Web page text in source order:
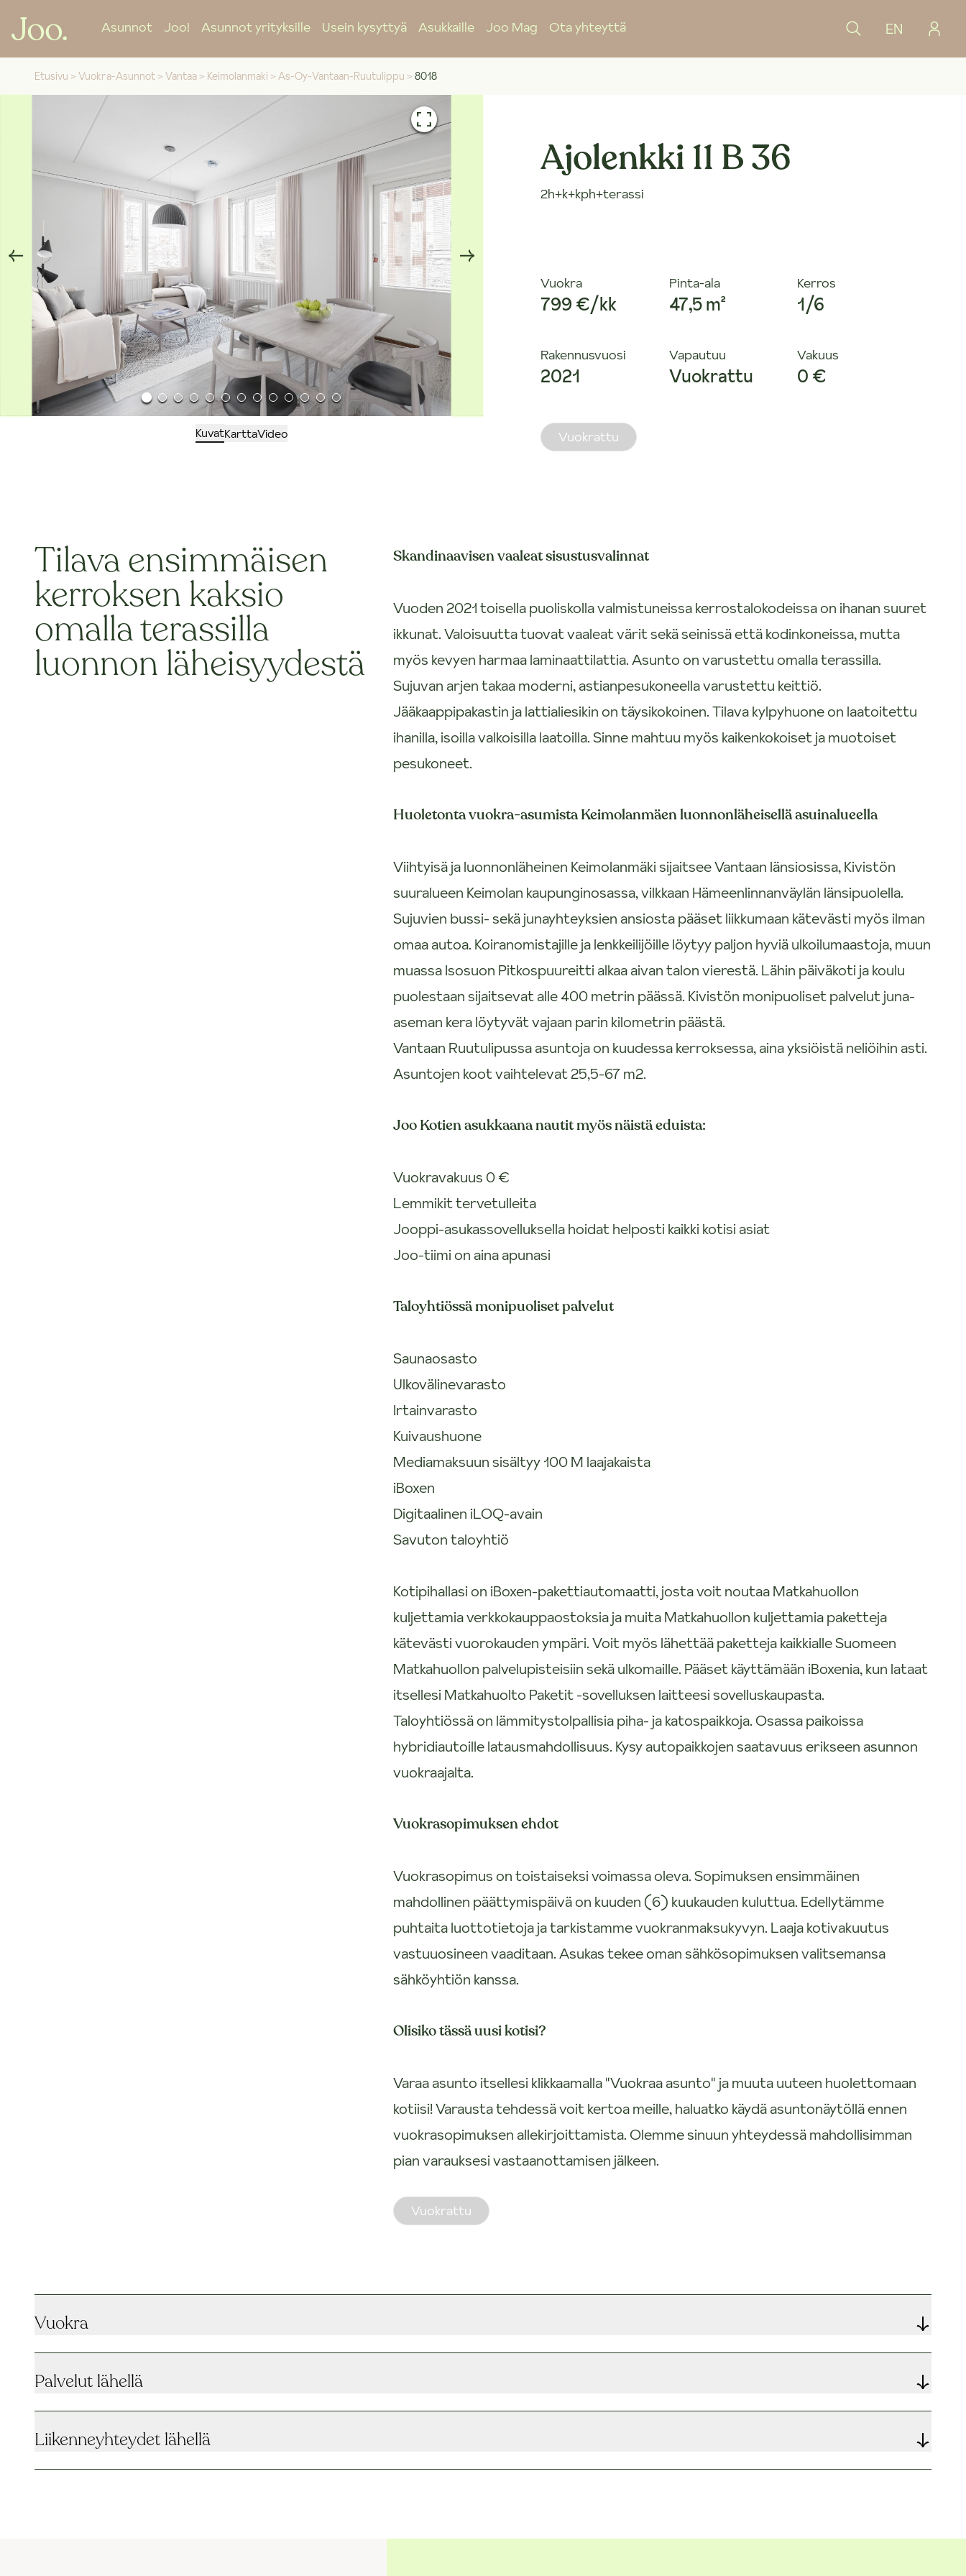
Asunnot Joo! Asunnot yrityksille Usein kysyttyä Asukkaille Joo Mag Ota yhteyttä EN
Etusivu > Vuokra-Asunnot > Vantaa > Keimolanmaki > As-Oy-Vantaan-Ruutulippu > 8018
KuvatKarttaVideo
Ajolenkki 11 B 36
2h+k+kph+terassi
Vuokra
799 €/kk
Pinta-ala
47,5 m²
Kerros
1/6
Rakennusvuosi
2021
Vapautuu
Vuokrattu
Vakuus
0 €
Vuokrattu
Tilava ensimmäisen
kerroksen kaksio
omalla terassilla
luonnon läheisyydestä
Skandinaavisen vaaleat sisustusvalinnat
Vuoden 2021 toisella puoliskolla valmistuneissa kerrostalokodeissa on ihanan suuret
ikkunat. Valoisuutta tuovat vaaleat värit sekä seinissä että kodinkoneissa, mutta
myös kevyen harmaa laminaattilattia. Asunto on varustettu omalla terassilla.
Sujuvan arjen takaa moderni, astianpesukoneella varustettu keittiö.
Jääkaappipakastin ja lattialiesikin on täysikokoinen. Tilava kylpyhuone on laatoitettu
ihanilla, isoilla valkoisilla laatoilla. Sinne mahtuu myös kaikenkokoiset ja muotoiset
pesukoneet.
Huoletonta vuokra-asumista Keimolanmäen luonnonläheisellä asuinalueella
Viihtyisä ja luonnonläheinen Keimolanmäki sijaitsee Vantaan länsiosissa, Kivistön
suuralueen Keimolan kaupunginosassa, vilkkaan Hämeenlinnanväylän länsipuolella.
Sujuvien bussi- sekä junayhteyksien ansiosta pääset liikkumaan kätevästi myös ilman
omaa autoa. Koiranomistajille ja lenkkeilijöille löytyy paljon hyviä ulkoilumaastoja, muun
muassa Isosuon Pitkospuureitti alkaa aivan talon vierestä. Lähin päiväkoti ja koulu
puolestaan sijaitsevat alle 400 metrin päässä. Kivistön monipuoliset palvelut juna-
aseman kera löytyvät vajaan parin kilometrin päästä.
Vantaan Ruutulipussa asuntoja on kuudessa kerroksessa, aina yksiöistä neliöihin asti.
Asuntojen koot vaihtelevat 25,5-67 m2.
Joo Kotien asukkaana nautit myös näistä eduista:
Vuokravakuus 0 €
Lemmikit tervetulleita
Jooppi-asukassovelluksella hoidat helposti kaikki kotisi asiat
Joo-tiimi on aina apunasi
Taloyhtiössä monipuoliset palvelut
Saunaosasto
Ulkovälinevarasto
Irtainvarasto
Kuivaushuone
Mediamaksuun sisältyy 100 M laajakaista
iBoxen
Digitaalinen iLOQ-avain
Savuton taloyhtiö
Kotipihallasi on iBoxen-pakettiautomaatti, josta voit noutaa Matkahuollon
kuljettamia verkkokauppaostoksia ja muita Matkahuollon kuljettamia paketteja
kätevästi vuorokauden ympäri. Voit myös lähettää paketteja kaikkialle Suomeen
Matkahuollon palvelupisteisiin sekä ulkomaille. Pääset käyttämään iBoxenia, kun lataat
itsellesi Matkahuolto Paketit -sovelluksen laitteesi sovelluskaupasta.
Taloyhtiössä on lämmitystolpallisia piha- ja katospaikkoja. Osassa paikoissa
hybridiautoille latausmahdollisuus. Kysy autopaikkojen saatavuus erikseen asunnon
vuokraajalta.
Vuokrasopimuksen ehdot
Vuokrasopimus on toistaiseksi voimassa oleva. Sopimuksen ensimmäinen
mahdollinen päättymispäivä on kuuden (6) kuukauden kuluttua. Edellytämme
puhtaita luottotietoja ja tarkistamme vuokranmaksukyvyn. Laaja kotivakuutus
vastuuosineen vaaditaan. Asukas tekee oman sähkösopimuksen valitsemansa
sähköyhtiön kanssa.
Olisiko tässä uusi kotisi?
Varaa asunto itsellesi klikkaamalla "Vuokraa asunto" ja muuta uuteen huolettomaan
kotiisi! Varausta tehdessä voit kertoa meille, haluatko käydä asuntonäytöllä ennen
vuokrasopimuksen allekirjoittamista. Olemme sinuun yhteydessä mahdollisimman
pian varauksesi vastaanottamisen jälkeen.
Vuokrattu
Vuokra
Palvelut lähellä
Liikenneyhteydet lähellä